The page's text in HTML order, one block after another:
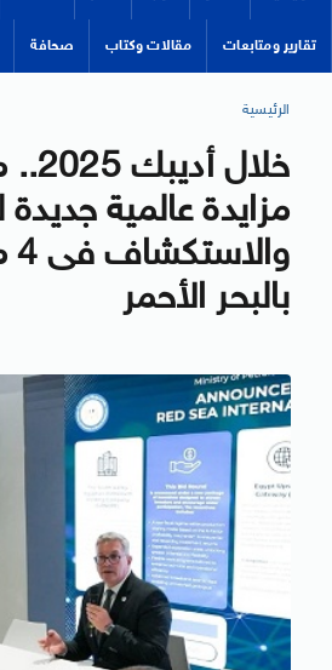
تقارير ومتابعات مقالات وكتاب صحافة
الرئيسية
مزايدة عالمية
بالبحر الأحمر